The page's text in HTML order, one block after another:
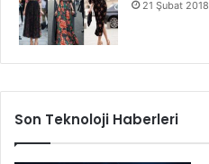
21 Şubat 2018
Son Teknoloji Haberleri